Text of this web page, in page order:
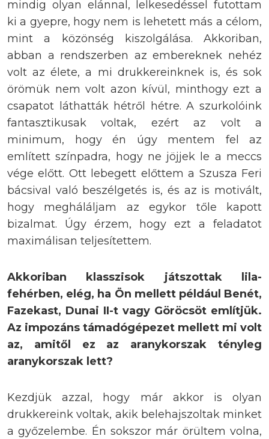
mindig olyan elánnal, lelkesedéssel futottam
ki a gyepre, hogy nem is lehetett más a célom,
mint a közönség kiszolgálása. Akkoriban,
abban a rendszerben az embereknek nehéz
volt az élete, a mi drukkereinknek is, és sok
örömük nem volt azon kívül, minthogy ezt a
csapatot láthatták hétről hétre. A szurkolóink
fantasztikusak voltak, ezért az volt a
minimum, hogy én úgy mentem fel az
említett színpadra, hogy ne jöjjek le a meccs
vége előtt. Ott lebegett előttem a Szusza Feri
bácsival való beszélgetés is, és az is motivált,
hogy megháláljam az egykor tőle kapott
bizalmat. Úgy érzem, hogy ezt a feladatot
maximálisan teljesítettem.
Akkoriban klasszisok játszottak lila-
fehérben, elég, ha Ön mellett például Benét,
Fazekast, Dunai II-t vagy Göröcsöt említjük.
Az impozáns támadógépezet mellett mi volt
az, amitől ez az aranykorszak tényleg
aranykorszak lett?
Kezdjük azzal, hogy már akkor is olyan
drukkereink voltak, akik belehajszoltak minket
a győzelembe. Én sokszor már örültem volna,